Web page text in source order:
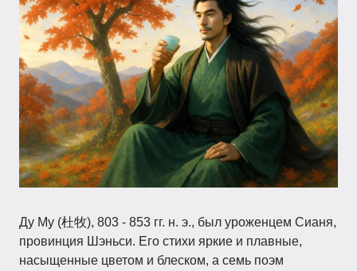
Ду Му (杜牧), 803 - 853 гг. н. э., был уроженцем Сианя,
провинция Шэньси. Его стихи яркие и плавные,
насыщенные цветом и блеском, а семь поэм